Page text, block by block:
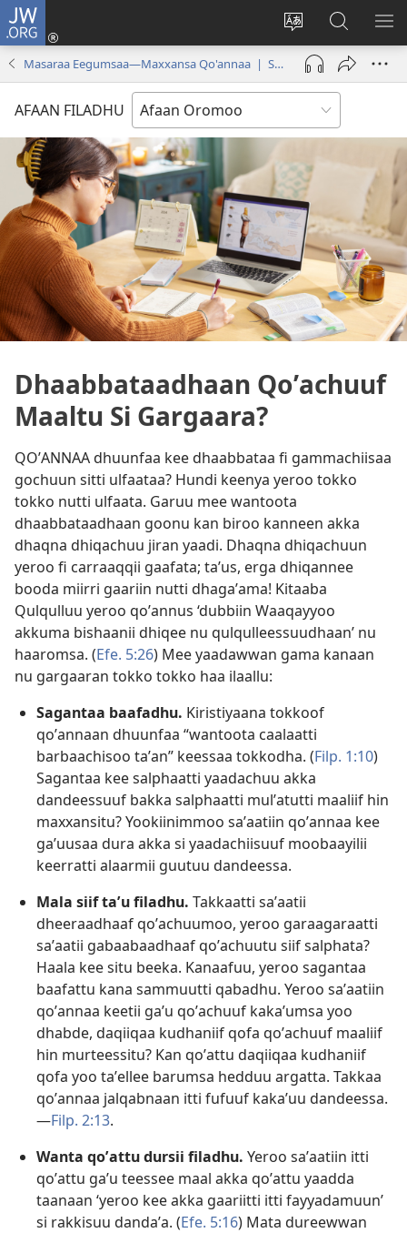
JW.ORG
Afaan
weebsaayitii
jijjiiri
Gali
(opens
window)
JW.ORG
Irraa
Barbaadi
Masaraa Eegumsaa—Maxxansa Qo'annaa | Sadaasa 2024
AFAAN FILADHU
Dhaabbataadhaan Qoʼachuuf
Maaltu Si Gargaara?
QOʼANNAA dhuunfaa kee dhaabbataa fi gammachiisaa
gochuun sitti ulfaataa? Hundi keenya yeroo tokko
tokko nutti ulfaata. Garuu mee wantoota
dhaabbataadhaan goonu kan biroo kanneen akka
dhaqna dhiqachuu jiran yaadi. Dhaqna dhiqachuun
yeroo fi carraaqqii gaafata; taʼus, erga dhiqannee
booda miirri gaariin nutti dhagaʼama! Kitaaba
Qulqulluu yeroo qoʼannus ‘dubbiin Waaqayyoo
akkuma bishaanii dhiqee nu qulqulleessuudhaan’ nu
haaromsa. (Efe. 5:26) Mee yaadawwan gama kanaan
nu gargaaran tokko tokko haa ilaallu:
Sagantaa baafadhu. Kiristiyaana tokkoof
qoʼannaan dhuunfaa “wantoota caalaatti
barbaachisoo taʼan” keessaa tokkodha. (Filp. 1:10)
Sagantaa kee salphaatti yaadachuu akka
dandeessuuf bakka salphaatti mulʼatutti maaliif hin
maxxansitu? Yookiinimmoo saʼaatiin qoʼannaa kee
gaʼuusaa dura akka si yaadachiisuuf moobaayilii
keerratti alaarmii guutuu dandeessa.
Mala siif taʼu filadhu. Takkaatti saʼaatii
dheeraadhaaf qoʼachuumoo, yeroo garaagaraatti
saʼaatii gabaabaadhaaf qoʼachuutu siif salphata?
Haala kee situ beeka. Kanaafuu, yeroo sagantaa
baafattu kana sammuutti qabadhu. Yeroo saʼaatiin
qoʼannaa keetii gaʼu qoʼachuuf kakaʼumsa yoo
dhabde, daqiiqaa kudhaniif qofa qoʼachuuf maaliif
hin murteessitu? Kan qoʼattu daqiiqaa kudhaniif
qofa yoo taʼellee barumsa hedduu argatta. Takkaa
qoʼannaa jalqabnaan itti fufuuf kakaʼuu dandeessa.
—Filp. 2:13.
Wanta qoʼattu dursii filadhu. Yeroo saʼaatiin itti
qoʼattu gaʼu teessee maal akka qoʼattu yaadda
taanaan ‘yeroo kee akka gaariitti itti fayyadamuun’
si rakkisuu dandaʼa. (Efe. 5:16) Mata dureewwan